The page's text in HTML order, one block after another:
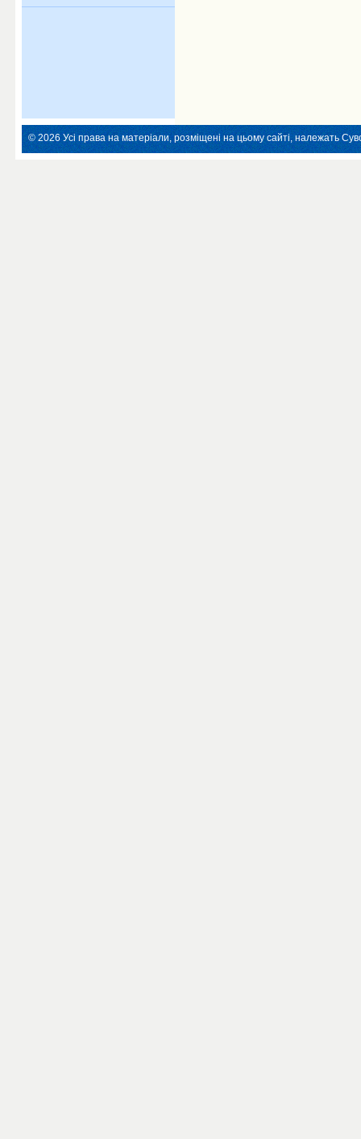
© 2026 Усі права на матеріали, розміщені на цьому сайті, належать